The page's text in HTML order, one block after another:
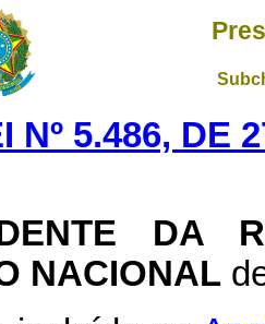
Nº 5.486, DE
DA
NACIONAL